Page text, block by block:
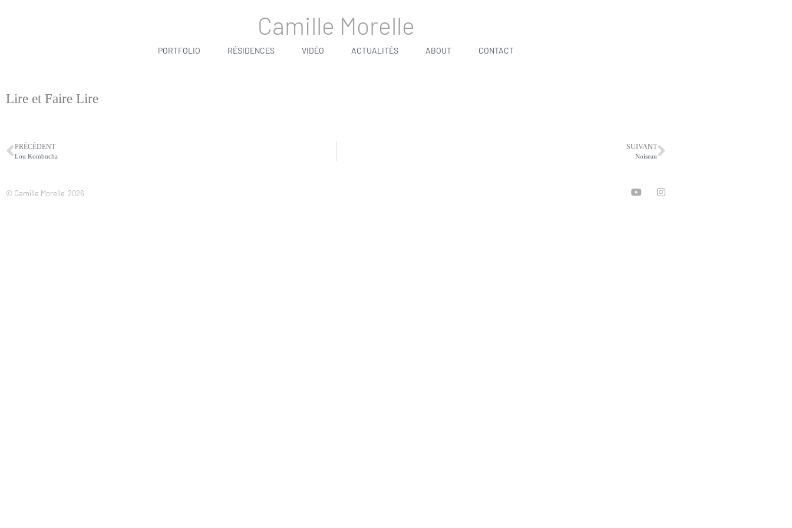
Camille Morelle
PORTFOLIO RÉSIDENCES VIDÉO ACTUALITÉS ABOUT CONTACT
Lire et Faire Lire
PRÉCÉDENT
Lou Kombucha
SUIVANT
Noiseau
© Camille Morelle 2026